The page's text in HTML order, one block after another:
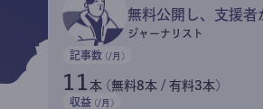
無料公開し、支援者
ジャーナリスト
記事数 (/月)
11 本 (無料8本 / 有料3本)
収益 (/月)